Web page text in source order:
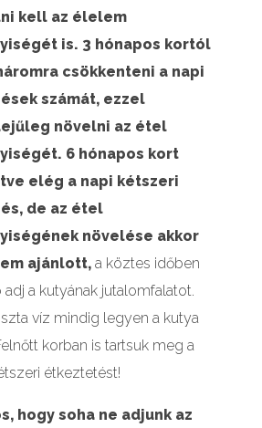
kell az élelem
is. 3 hónapos kortól
csökkenteni a napi
számát, ezzel
növelni az étel
6 hónapos kort
elég a napi kétszeri
de az étel
növelése akkor
ajánlott, a köztes időben
adj a kutyának jutalomfalatot.
víz mindig legyen a kutya
korban is tartsuk meg a
étkeztetést!
hogy soha ne adjunk az